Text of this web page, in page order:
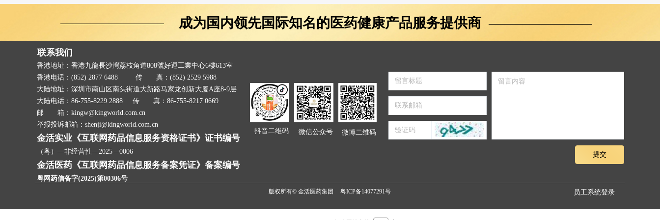
成为国内领先国际知名的医药健康产品服务提供商
联系我们
抖音二维码
版权所有© 金活医药集团 粤ICP备14077291号
微信公众号 微博二维码
提交
香港地址：香港九龍長沙灣荔枝角道808號好運工業中心6樓613室
香港电话：(852) 2877 6488 传 真：(852) 2529 5988
大陆地址：深圳市南山区南头街道大新路马家龙创新大厦A座8-9层
大陆电话：86-755-8229 2888 传 真：86-755-8217 0669
邮 箱：kingw@kingworld.com.cn
举报投诉邮箱：shenji@kingworld.com.cn
金活实业《互联网药品信息服务资格证书》证书编号
（粤）—非经营性—2025—0006
金活医药《互联网药品信息服务备案凭证》备案编号
粤网药信备字(2025)第00306号
员工系统登录